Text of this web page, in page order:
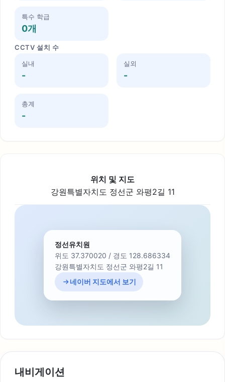
특수 학급
0개
CCTV 설치 수
실내
-
실외
-
총계
-
위치 및 지도
강원특별자치도 정선군 와평2길 11
정선유치원
위도 37.370020 / 경도 128.686334
강원특별자치도 정선군 와평2길 11
네이버 지도에서 보기
내비게이션